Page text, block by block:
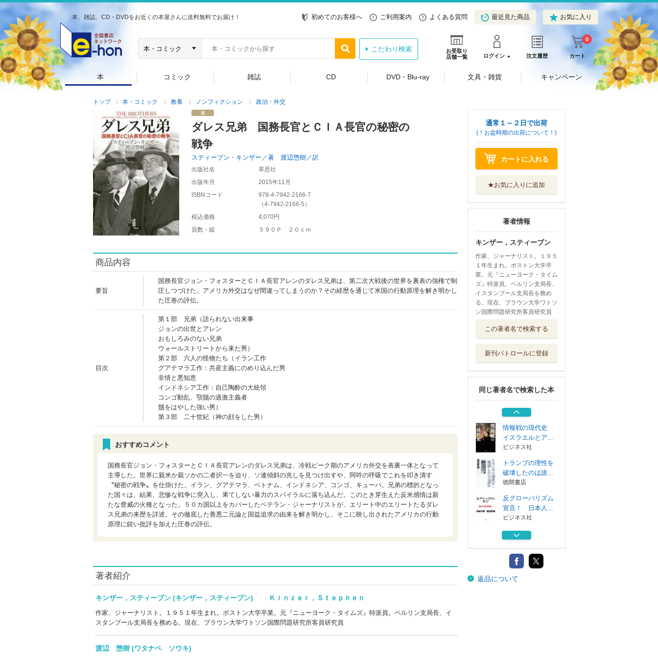
本、雑誌、CD・DVDをお近くの本屋さんに送料無料でお届け！ 初めてのお客様へ ご利用案内 よくある質問 最近見た商品 お気に入り
お受取り
店舗一覧
ログイン 注文履歴 カート
0
こだわり検索
本 コミック 雑誌 CD DVD・Blu-ray 文具・雑貨 キャンペーン
トップ 本・コミック 教養 ノンフィクション 政治・外交
ダレス兄弟 国務長官とＣＩＡ長官の秘密の
戦争
スティーブン・キンザー／著 渡辺惣樹／訳
出版社名
草思社
出版年月
2015年11月
ISBNコード
978-4-7942-2166-7
（4-7942-2166-5 ）
税込価格
4,070円
頁数・縦
５９０Ｐ ２０ｃｍ
商品内容
要旨
国務長官ジョン・フォスターとＣＩＡ長官アレンのダレス兄弟は、第二次大戦後の世界を裏表の強権で制
圧しつづけた。アメリカ外交はなぜ間違ってしまうのか？その経歴を通じて米国の行動原理を解き明かし
た圧巻の評伝。
目次
第１部 兄弟（語られない出来事
ジョンの出世とアレン
おもしろみのない兄弟
ウォールストリートから来た男）
第２部 六人の怪物たち（イラン工作
グアテマラ工作：共産主義にのめり込んだ男
非情と悪知恵
インドネシア工作：自己陶酔の大統領
コンゴ動乱、顎鬚の過激主義者
鬚をはやした強い男）
第３部 二十世紀（神の顔をした男）
おすすめコメント
国務長官ジョン・フォスターとＣＩＡ長官アレンのダレス兄弟は、冷戦ピーク期のアメリカ外交を表裏一体となって
主導した。世界に親米か親ソかの二者択一を迫り、ソ連傾斜の兆しを見つけ出すや、阿吽の呼吸でこれを叩き潰す
〝秘密の戦争〟を仕掛けた。イラン、グアテマラ、ベトナム、インドネシア、コンゴ、キューバ。兄弟の標的となっ
た国々は、結果、悲惨な戦争に突入し、果てしない暴力のスパイラルに落ち込んだ。このとき芽生えた反米感情は新
たな脅威の火種となった。５０カ国以上をカバーしたベテラン・ジャーナリストが、エリート中のエリートたるダレ
ス兄弟の来歴を詳述。その徹底した善悪二元論と国益追求の由来を解き明かし、そこに映し出されたアメリカの行動
原理に鋭い批評を加えた圧巻の評伝。
著者紹介
キンザー，スティーブン (キンザー，スティーブン) Ｋｉｎｚｅｒ，Ｓｔｅｐｈｅｎ
作家、ジャーナリスト。１９５１年生まれ。ボストン大学卒業。元『ニューヨーク・タイムズ』特派員。ベルリン支局長、イ
スタンブール支局長を務める。現在、ブラウン大学ワトソン国際問題研究所客員研究員
渡辺 惣樹 (ワタナベ ソウキ)
通常１～２日で出荷
(！お盆時期の出荷について！)
カートに入れる
★お気に入りに追加
著者情報
キンザー，スティーブン
作家、ジャーナリスト。１９５
１年生まれ。ボストン大学卒
業。元『ニューヨーク・タイム
ズ』特派員。ベルリン支局長、
イスタンブール支局長を務め
る。現在、ブラウン大学ワトソ
ン国際問題研究所客員研究員
この著者名で検索する
新刊パトロールに登録
同じ著者名で検索した本
宣言！ 日本人...
第二次大戦・独裁
ビジネス社
第二次世界大戦と
は何だったのか...
ＰＨＰ研究所
情報戦の現代史
イスラエルとア...
ビジネス社
トランプの理性を
破壊したのは誰...
徳間書店
反グローバリズム
宣言！ 日本人...
ビジネス社
第二次大戦・独裁
ビジネス社
第二次世界大戦と
は何だったのか...
返品について